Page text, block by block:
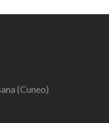
(Cuneo)